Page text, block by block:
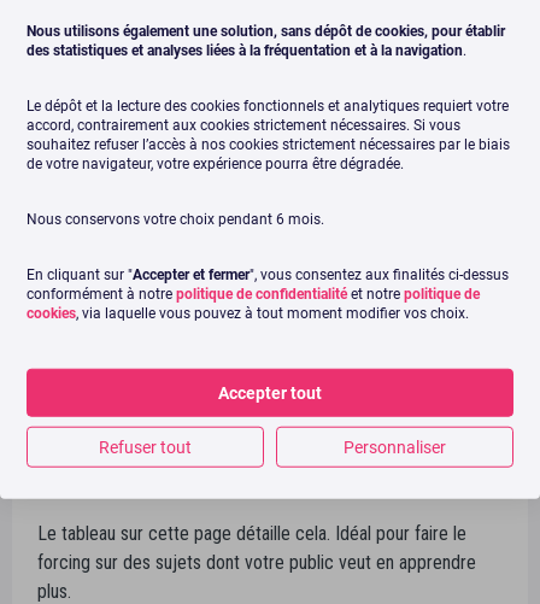
La courbe vous indique alors ces informations. C’est une
Mais ne nous leurrons pas, ce n’est pas juste une question de
prétention. D’abord, il y a la preuve sociale. Pour le nouveau
personnes apprécient ce que l’on présente. C’est un peu
Et puis, il est utile de toujours chercher à avoir plus
Pour mieux comprendre les motivations pour s’abonner, il est
judicieux de savoir quels sujets de contenu provoquent le clic
sur « s’abonner »… on provoquent l’effet contraire !
Le tableau sur cette page détaille cela. Idéal pour faire le
forcing sur des sujets dont votre public veut en apprendre
plus.
Nous utilisons également une solution, sans dépôt de cookies, pour établir
des statistiques et analyses liées à la fréquentation et à la navigation.
Le dépôt et la lecture des cookies fonctionnels et analytiques requiert votre
accord, contrairement aux cookies strictement nécessaires. Si vous
souhaitez refuser l’accès à nos cookies strictement nécessaires par le biais
de votre navigateur, votre expérience pourra être dégradée.
Nous conservons votre choix pendant 6 mois.
En cliquant sur "Accepter et fermer", vous consentez aux finalités ci-dessus
conformément à notre politique de confidentialitéet notre politique de
cookies, via laquelle vous pouvez à tout moment modifier vos choix.
Accepter tout
Refuser tout Personnaliser